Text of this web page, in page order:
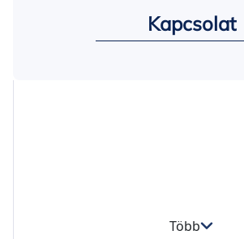
Kapcsolat
Több